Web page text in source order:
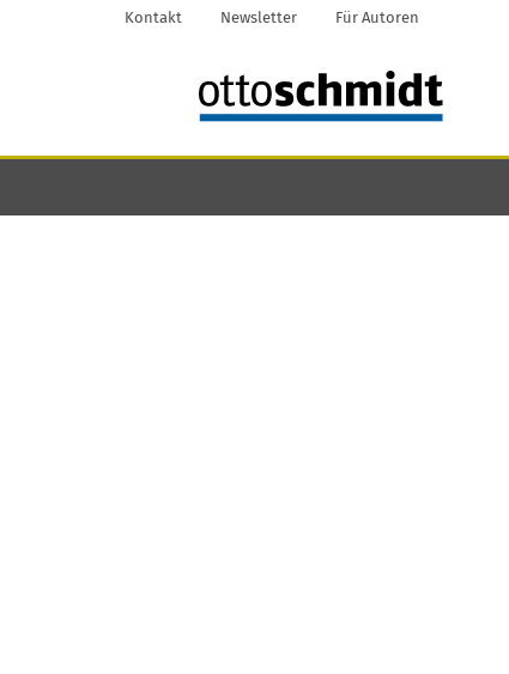
Kontakt Newsletter Für Autoren